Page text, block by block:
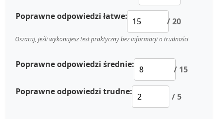
Poprawne odpowiedzi łatwe: / 20
Oszacuj, jeśli wykonujesz test praktyczny bez informacji o trudności
Poprawne odpowiedzi średnie: / 15
Poprawne odpowiedzi trudne: / 5